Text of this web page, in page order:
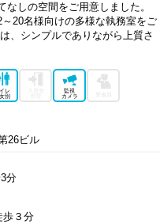
しの空間をご用意しました。
20名様向けの多様な執務室をご
、シンプルでありながら上質さ
レ
別
監視
カメラ
26ビル
分
歩３分